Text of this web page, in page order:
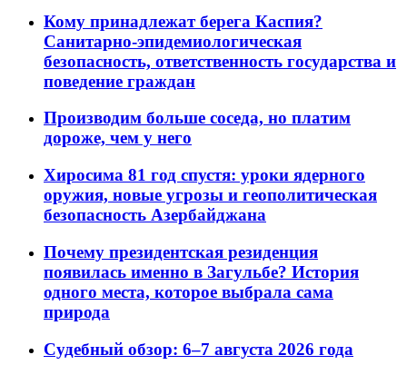
Кому принадлежат берега Каспия?
Санитарно-эпидемиологическая
безопасность, ответственность государства и
поведение граждан
Производим больше соседа, но платим
дороже, чем у него
Хиросима 81 год спустя: уроки ядерного
оружия, новые угрозы и геополитическая
безопасность Азербайджана
Почему президентская резиденция
появилась именно в Загульбе? История
одного места, которое выбрала сама
природа
Судебный обзор: 6–7 августа 2026 года